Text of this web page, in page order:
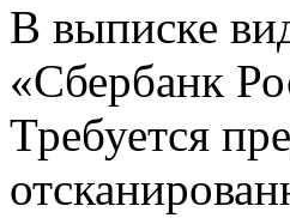
В выписке
«Сбербанк
Требуется